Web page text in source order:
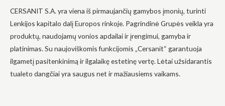
CERSANIT S.A. yra viena iš pirmaujančių gamybos įmonių, turinti
Lenkijos kapitalo dalį Europos rinkoje. Pagrindinė Grupės veikla yra
produktų, naudojamų vonios apdailai ir įrengimui, gamyba ir
platinimas. Su naujoviškomis funkcijomis „Cersanit“ garantuoja
ilgametį pasitenkinimą ir ilgalaikę estetinę vertę. Lėtai užsidarantis
tualeto dangčiai yra saugus net ir mažiausiems vaikams.